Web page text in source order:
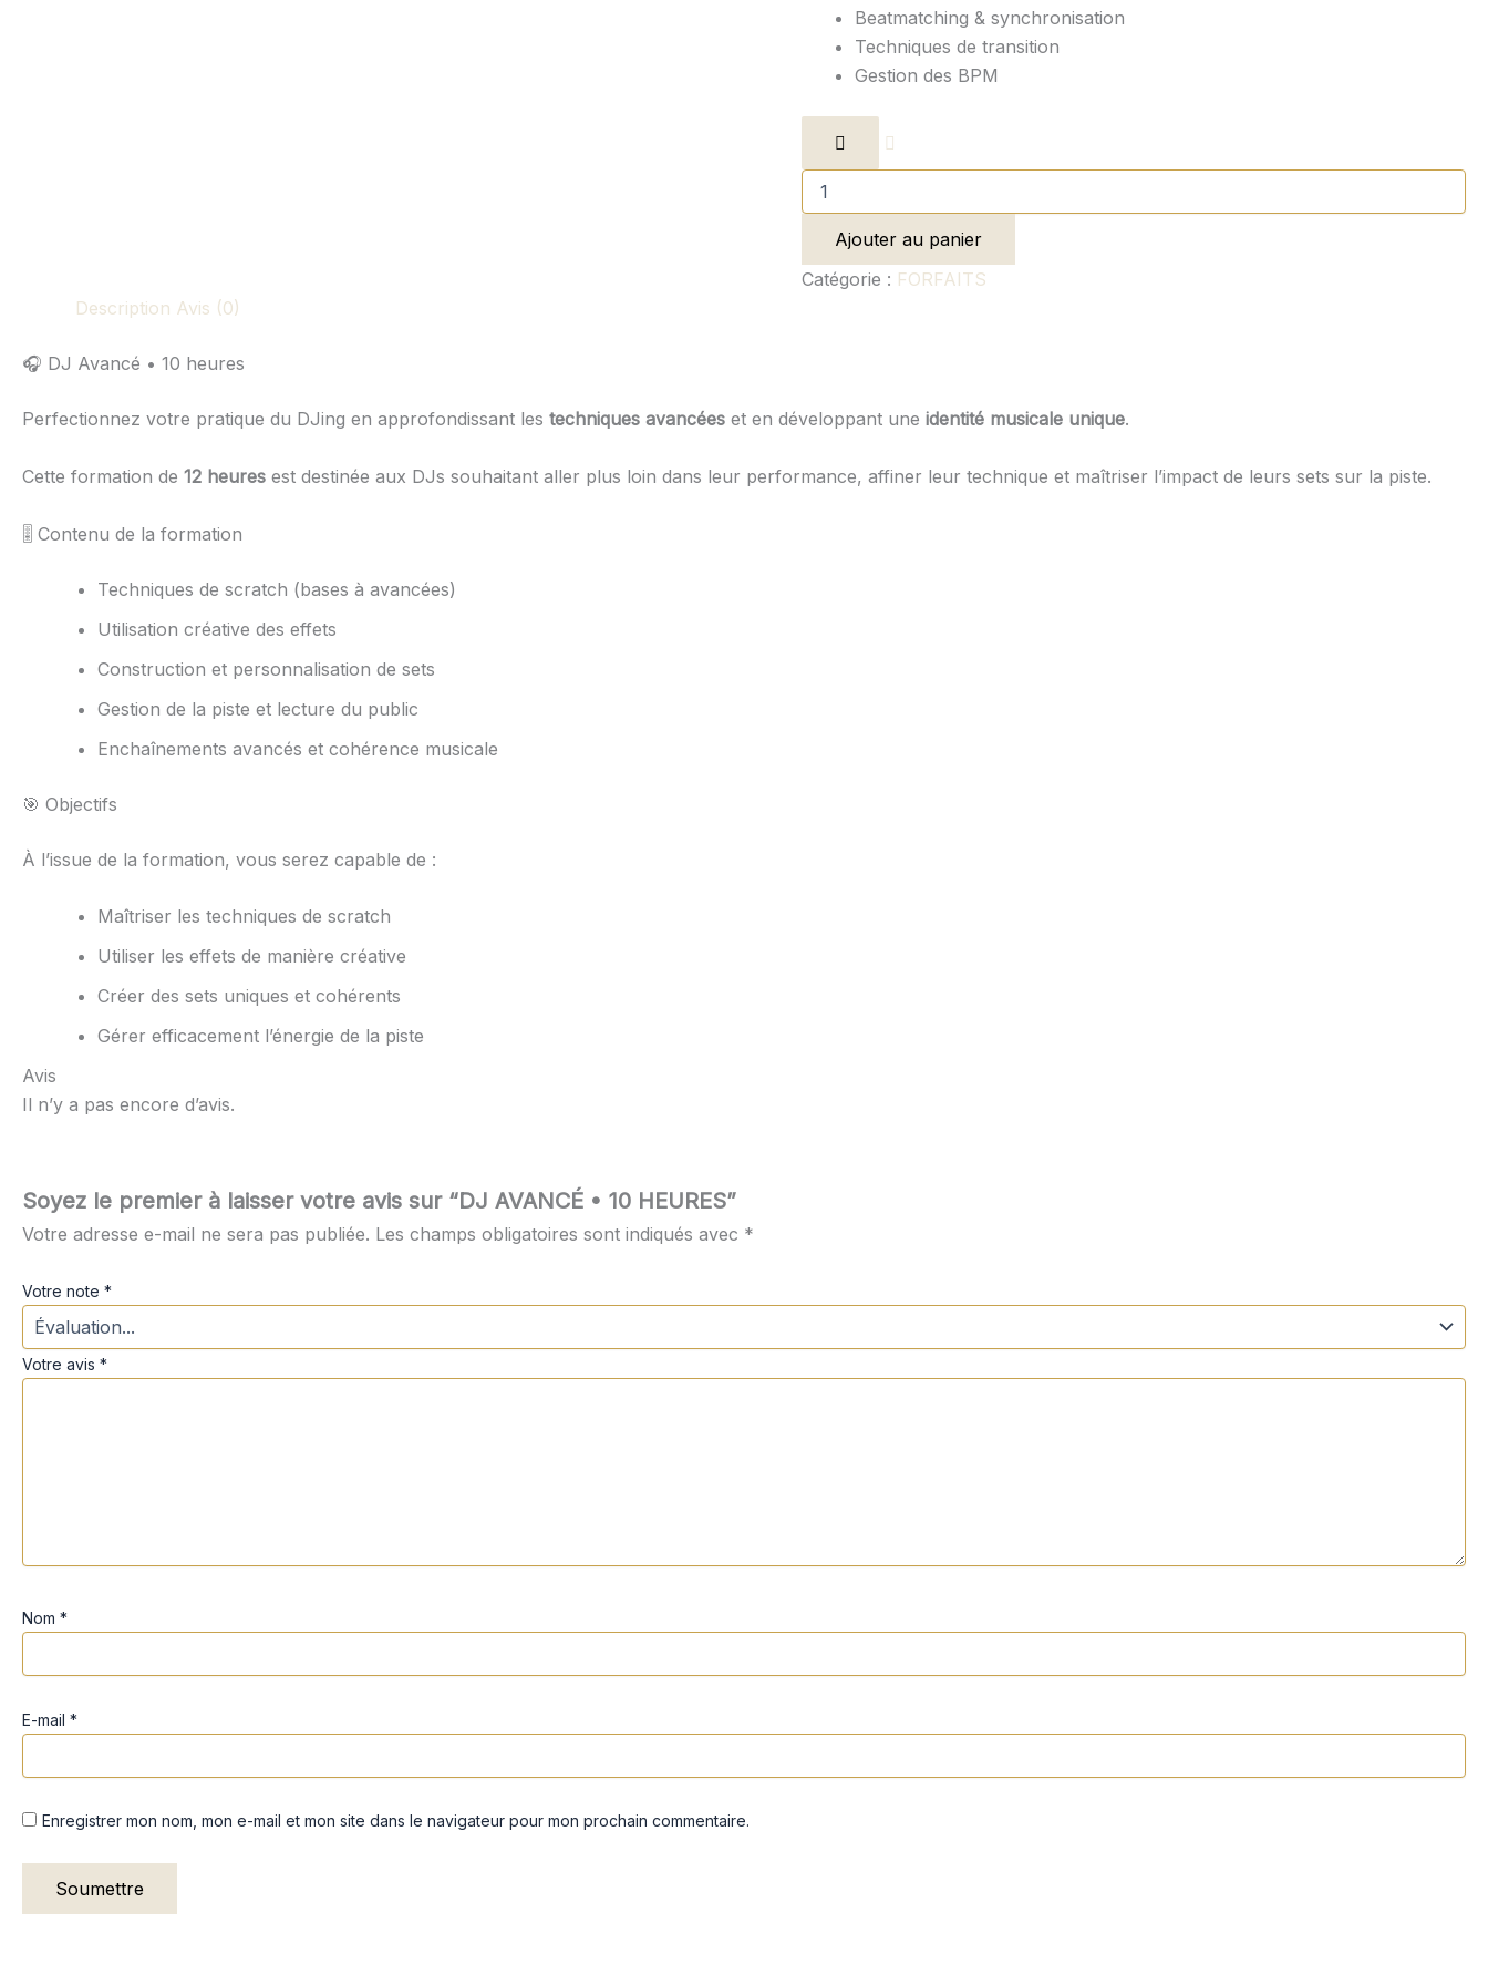
Beatmatching & synchronisation
Techniques de transition
Gestion des BPM
Ajouter au panier
Catégorie : FORFAITS
Description Avis (0)
🎧 DJ Avancé • 10 heures
Perfectionnez votre pratique du DJing en approfondissant les techniques avancées et en développant une identité musicale unique.
Cette formation de 12 heures est destinée aux DJs souhaitant aller plus loin dans leur performance, affiner leur technique et maîtriser l’impact de leurs sets sur la piste.
🎚️ Contenu de la formation
Techniques de scratch (bases à avancées)
Utilisation créative des effets
Construction et personnalisation de sets
Gestion de la piste et lecture du public
Enchaînements avancés et cohérence musicale
🎯 Objectifs
À l’issue de la formation, vous serez capable de :
Maîtriser les techniques de scratch
Utiliser les effets de manière créative
Créer des sets uniques et cohérents
Gérer efficacement l’énergie de la piste
Avis
Il n’y a pas encore d’avis.
Soyez le premier à laisser votre avis sur “DJ AVANCÉ • 10 HEURES”
Votre adresse e-mail ne sera pas publiée. Les champs obligatoires sont indiqués avec *
Votre note *
Votre avis *
Nom *
E-mail *
Enregistrer mon nom, mon e-mail et mon site dans le navigateur pour mon prochain commentaire.